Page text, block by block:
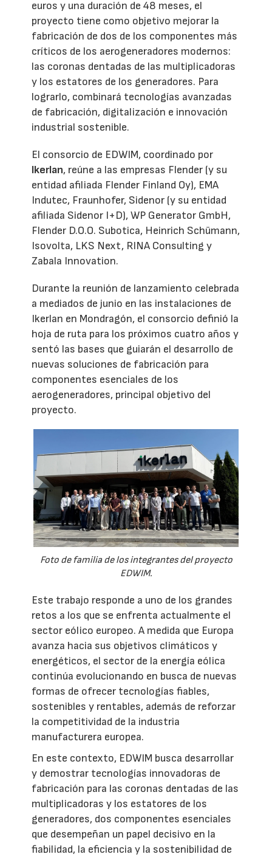
euros y una duración de 48 meses, el
proyecto tiene como objetivo mejorar la
fabricación de dos de los componentes más
críticos de los aerogeneradores modernos:
las coronas dentadas de las multiplicadoras
y los estatores de los generadores. Para
lograrlo, combinará tecnologías avanzadas
de fabricación, digitalización e innovación
industrial sostenible.
El consorcio de EDWIM, coordinado por
Ikerlan, reúne a las empresas Flender (y su
entidad afiliada Flender Finland Oy), EMA
Indutec, Fraunhofer, Sidenor (y su entidad
afiliada Sidenor I+D), WP Generator GmbH,
Flender D.O.O. Subotica, Heinrich Schümann,
Isovolta, LKS Next, RINA Consulting y
Zabala Innovation.
Durante la reunión de lanzamiento celebrada
a mediados de junio en las instalaciones de
Ikerlan en Mondragón, el consorcio definió la
hoja de ruta para los próximos cuatro años y
sentó las bases que guiarán el desarrollo de
nuevas soluciones de fabricación para
componentes esenciales de los
aerogeneradores, principal objetivo del
proyecto.
Foto de familia de los integrantes del proyecto
EDWIM.
Este trabajo responde a uno de los grandes
retos a los que se enfrenta actualmente el
sector eólico europeo. A medida que Europa
avanza hacia sus objetivos climáticos y
energéticos, el sector de la energía eólica
continúa evolucionando en busca de nuevas
formas de ofrecer tecnologías fiables,
sostenibles y rentables, además de reforzar
la competitividad de la industria
manufacturera europea.
En este contexto, EDWIM busca desarrollar
y demostrar tecnologías innovadoras de
fabricación para las coronas dentadas de las
multiplicadoras y los estatores de los
generadores, dos componentes esenciales
que desempeñan un papel decisivo en la
fiabilidad, la eficiencia y la sostenibilidad de